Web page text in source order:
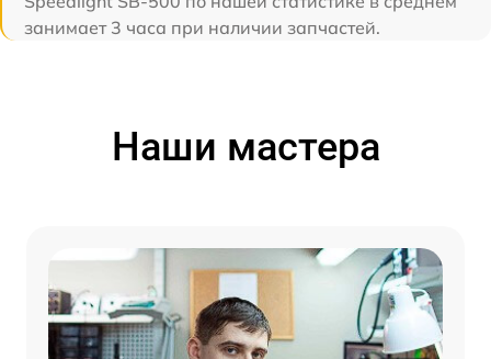
занимает 3 часа при наличии запчастей.
Наши мастера